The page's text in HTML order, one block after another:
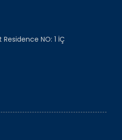
Residence NO: 1 İÇ